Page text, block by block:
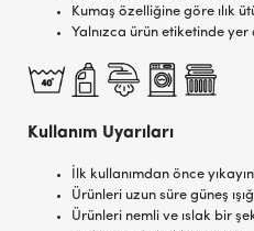
Kumaş özelliğine göre ılık
Yalnızca ürün etiketinde yer
Kullanım Uyarıları
İlk kullanımdan önce
Ürünleri uzun süre güneş
Ürünleri nemli ve ıslak bir